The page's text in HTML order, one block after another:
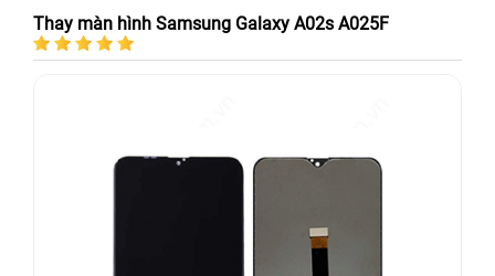
Thay màn hình Samsung Galaxy A02s A025F